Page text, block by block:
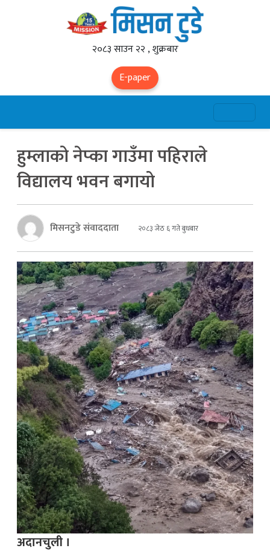
२०८३ साउन २२ , शुक्रबार
E-paper
हुम्लाको नेप्का गाउँमा पहिराले
विद्यालय भवन बगायो
मिसनटुडे संवाददाता २०८३ जेठ ६ गते बुधबार
अदानचुली ।